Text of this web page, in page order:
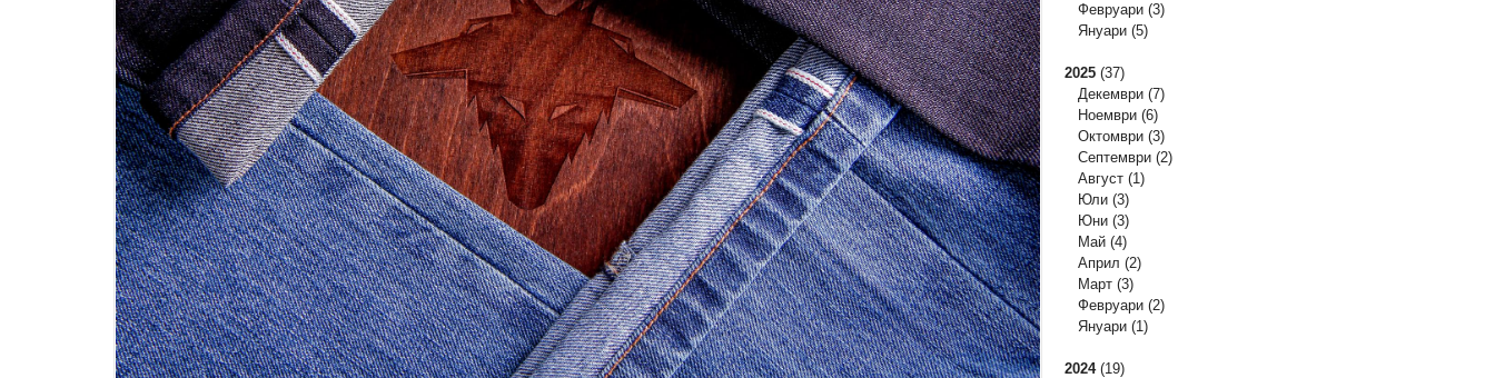
Февруари (3)
Януари (5)
2025 (37)
Декември (7)
Ноември (6)
Октомври (3)
Септември (2)
Август (1)
Юли (3)
Юни (3)
Май (4)
Април (2)
Март (3)
Февруари (2)
Януари (1)
2024(19)